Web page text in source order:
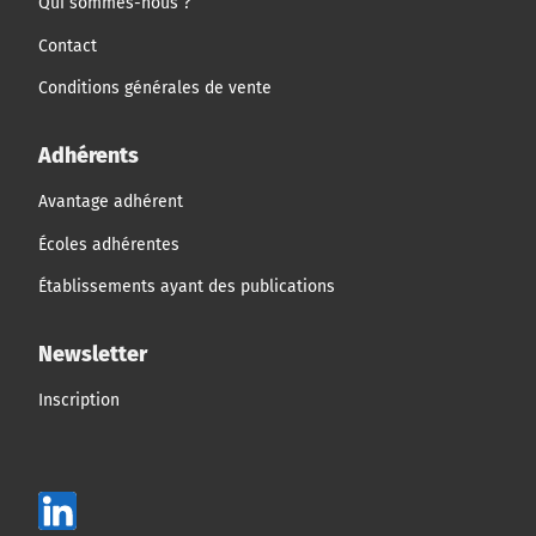
Contact
Conditions générales de vente
Adhérents
Avantage adhérent
Écoles adhérentes
Établissements ayant des publications
Newsletter
Inscription